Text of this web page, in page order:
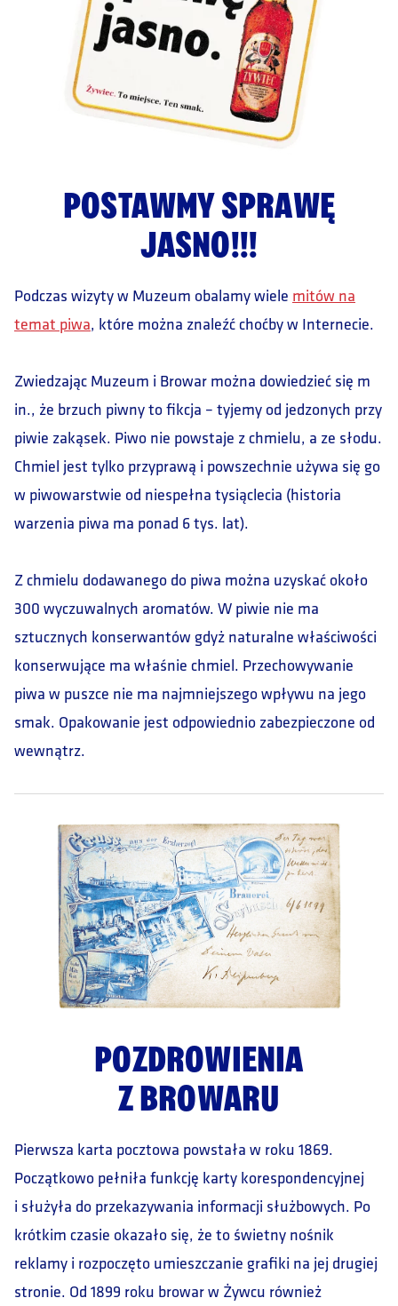
POSTAWMY SPRAWĘ
JASNO!!!
Podczas wizyty w Muzeum obalamy wiele mitów na
temat piwa, które można znaleźć choćby w Internecie.
Zwiedzając Muzeum i Browar można dowiedzieć się m
in., że brzuch piwny to fikcja – tyjemy od jedzonych przy
piwie zakąsek. Piwo nie powstaje z chmielu, a ze słodu.
Chmiel jest tylko przyprawą i powszechnie używa się go
w piwowarstwie od niespełna tysiąclecia (historia
warzenia piwa ma ponad 6 tys. lat).
Z chmielu dodawanego do piwa można uzyskać około
300 wyczuwalnych aromatów. W piwie nie ma
sztucznych konserwantów gdyż naturalne właściwości
konserwujące ma właśnie chmiel. Przechowywanie
piwa w puszce nie ma najmniejszego wpływu na jego
smak. Opakowanie jest odpowiednio zabezpieczone od
wewnątrz.
POZDROWIENIA
Z BROWARU
Pierwsza karta pocztowa powstała w roku 1869.
Początkowo pełniła funkcję karty korespondencyjnej
i służyła do przekazywania informacji służbowych. Po
krótkim czasie okazało się, że to świetny nośnik
reklamy i rozpoczęto umieszczanie grafiki na jej drugiej
stronie. Od 1899 roku browar w Żywcu również